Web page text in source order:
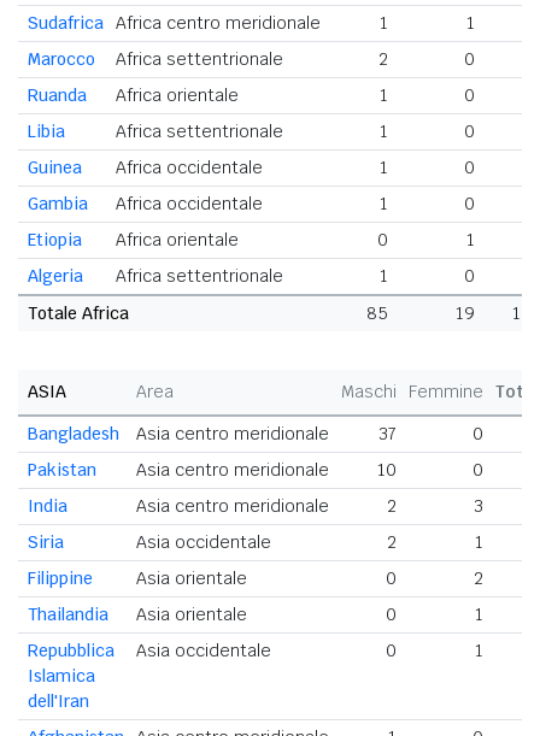
Sudafrica Africa centro meridionale 1 1
Marocco
Africa settentrionale 2 0
Ruanda
Africa orientale 1 0
Libia
Africa settentrionale 1 0
Guinea
Africa occidentale 1 0
Gambia
Africa occidentale 1 0
Etiopia
Africa orientale 0 1
Algeria
Africa settentrionale 1 0
Totale Africa
85 19
ASIA Area Maschi Femmine
Bangladesh
Asia centro meridionale 37 0
Pakistan
Asia centro meridionale 10 0
India
Asia centro meridionale 2 3
Siria
Asia occidentale 2
1
Filippine
Asia orientale 0
2
Thailandia
Asia orientale 0
1
Repubblica
Islamica
dell'Iran
Asia occidentale 0 1